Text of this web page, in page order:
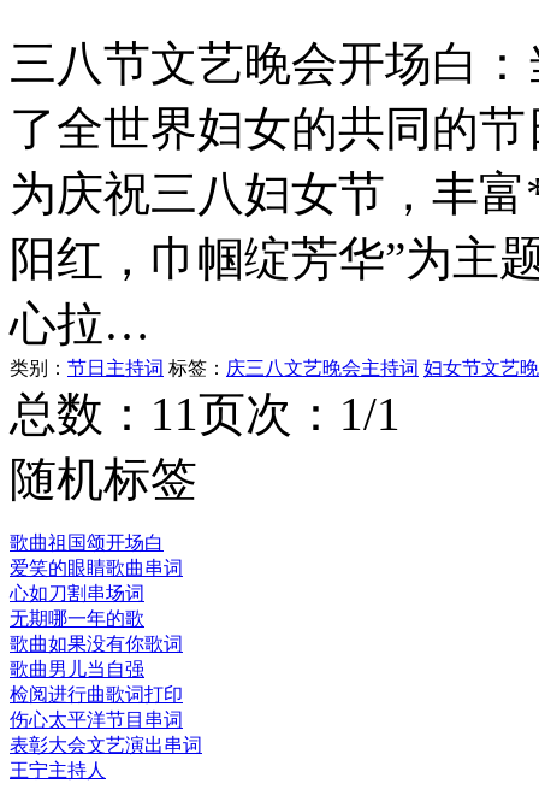
三八节文艺晚会开场白
了全世界妇女的共同的
为庆祝三八妇女节，丰
阳红，巾帼绽芳华”为主
心拉…
类别： 节日主持词 标签： 庆三八文艺晚会主持词 妇女节文艺
总数：11页次：1/1
随机标签
歌曲祖国颂开场白
爱笑的眼睛歌曲串词
心如刀割串场词
无期哪一年的歌
歌曲如果没有你歌词
歌曲男儿当自强
检阅进行曲歌词打印
伤心太平洋节目串词
表彰大会文艺演出串词
王宁主持人